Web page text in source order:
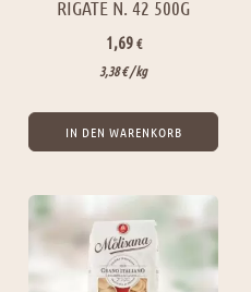
RIGATE N. 42 500G
1,69€
3,38€/ kg
IN DEN WARENKORB